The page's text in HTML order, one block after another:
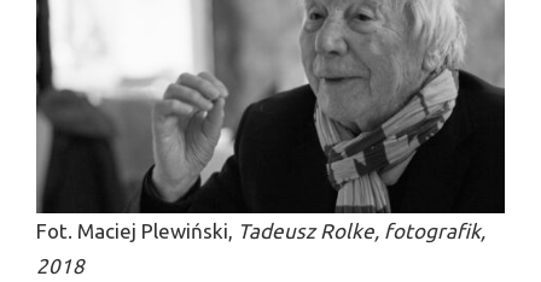
Fot. Maciej Plewiński, Tadeusz Rolke, fotografik,
2018